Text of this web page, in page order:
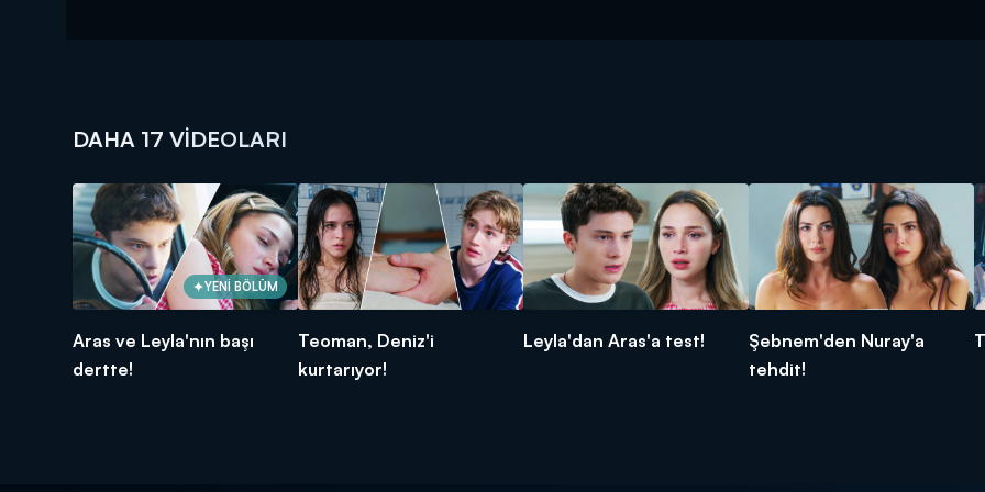
DAHA 17 VIDEOLARI
YENİ BÖLÜM
Aras ve Leyla'nın başı
dertte!
Teoman, Deniz'i
kurtarıyor!
Leyla'dan Aras'a test!
Şebnem'den Nuray'a
tehdit!